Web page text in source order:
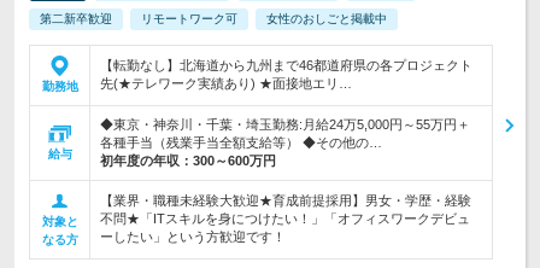
第二新卒歓迎 リモートワーク可 女性のおしごと掲載中
勤務地
【転勤なし】北海道から九州まで46都道府県の各プロジェクト
先(★テレワーク実績あり) ★面接地エリ…
給与
◆東京・神奈川・千葉・埼玉勤務:月給24万5,000円～55万円＋
各種手当（残業手当全額支給等） ◆その他の…
初年度の年収： 300～600万円
対象と
なる方
【業界・職種未経験大歓迎★育成前提採用】男女・学歴・経験
不問★「ITスキルを身につけたい！」「オフィスワークデビュ
ーしたい」という方歓迎です！